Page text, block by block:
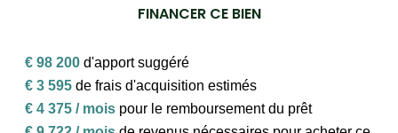
FINANCER CE BIEN